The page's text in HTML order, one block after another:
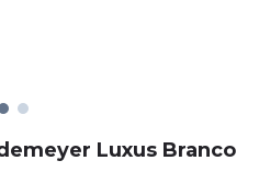
Luxus Branco